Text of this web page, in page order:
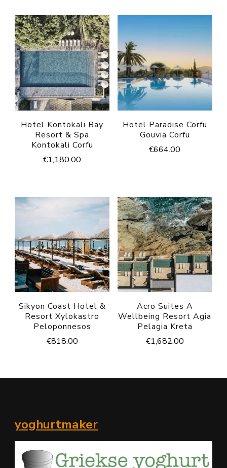
Hotel Kontokali Bay
Resort & Spa
Kontokali Corfu
€1,180.00
Hotel Paradise Corfu
Gouvia Corfu
€664.00
Sikyon Coast Hotel &
Resort Xylokastro
Peloponnesos
€818.00
Acro Suites A
Wellbeing Resort Agia
Pelagia Kreta
€1,682.00
yoghurtmaker